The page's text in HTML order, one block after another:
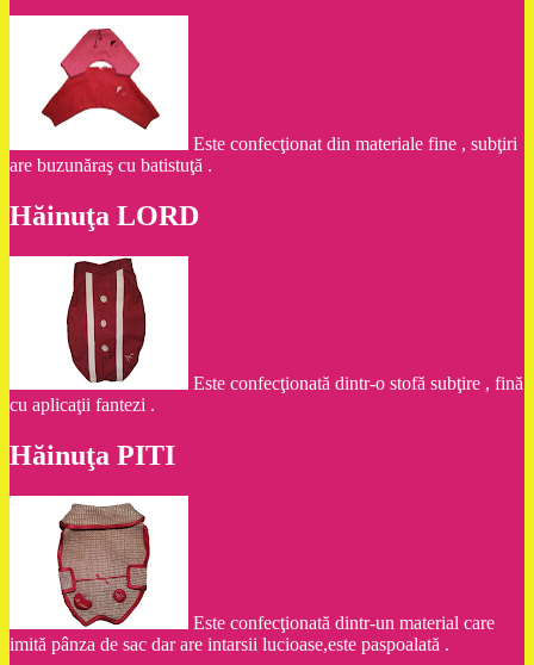
Este confecţionat din materiale fine , subţiri
are buzunăraş cu batistuţă .
Hăinuţa LORD
Este confecţionată dintr-o stofă subţire , fină
cu aplicaţii fantezi .
Hăinuţa PITI
Este confecţionată dintr-un material care
imită pânza de sac dar are intarsii lucioase,este paspoalată .